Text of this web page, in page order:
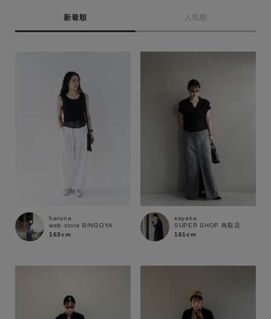
新着順 人気順
haruna
web store BINGOYA
163cm
sayaka
SUPER SHOP 鳥取店
161cm